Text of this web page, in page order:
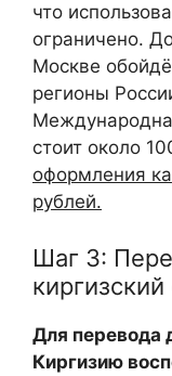
что
ограничено.
Москве
регионы
стоит около
оформления
рублей.
Шаг 3:
киргизский
Для перевода
Киргизию